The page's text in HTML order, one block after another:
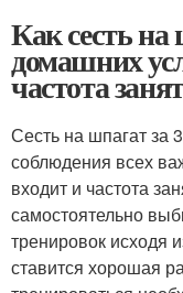
Как сесть на
домашних
частота
Сесть на шпагат за
соблюдения всех
входит и частота
самостоятельно
тренировок исходя
ставится хорошая